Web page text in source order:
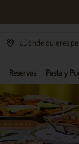
¿Dónde quieres
Reservas Pasta y